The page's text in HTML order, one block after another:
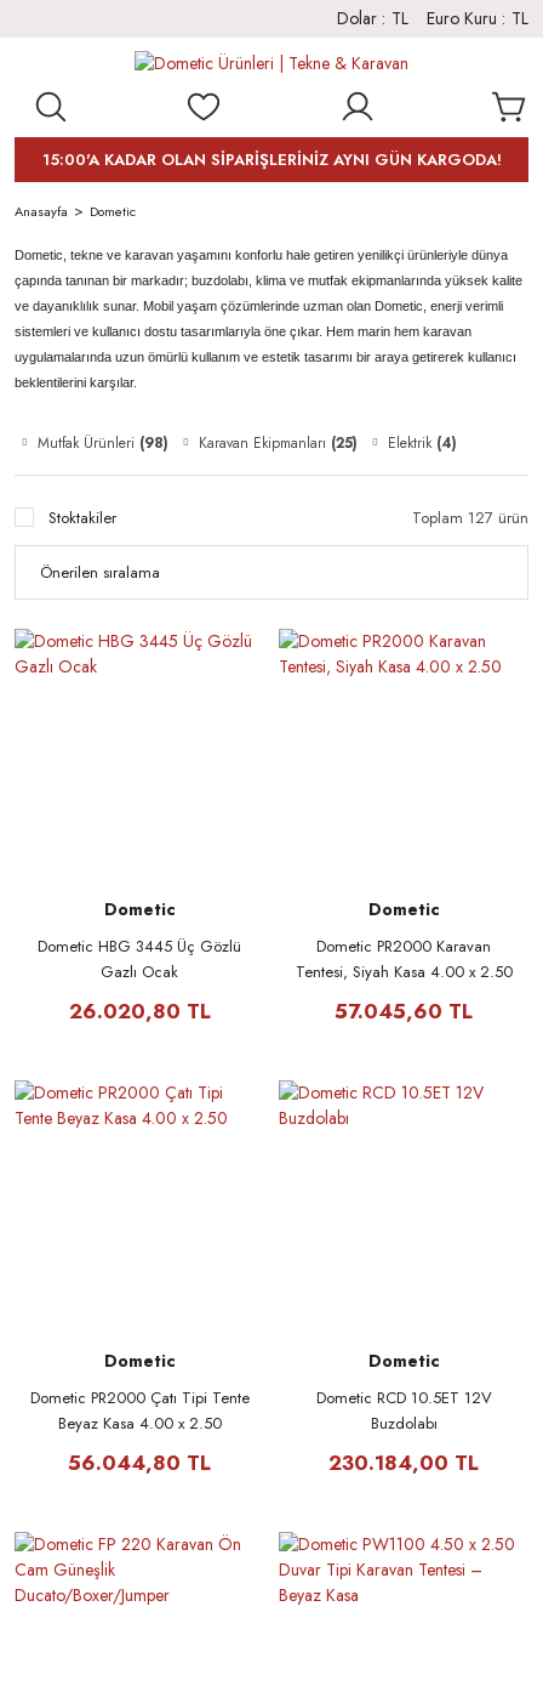
Dolar : TL Euro Kuru : TL
15:00'A KADAR OLAN SİPARİŞLERİNİZ AYNI GÜN KARGODA!
Anasayfa Dometic
Dometic, tekne ve karavan yaşamını konforlu hale getiren yenilikçi ürünleriyle dünya
çapında tanınan bir markadır; buzdolabı, klima ve mutfak ekipmanlarında yüksek kalite
ve dayanıklılık sunar. Mobil yaşam çözümlerinde uzman olan Dometic, enerji verimli
sistemleri ve kullanıcı dostu tasarımlarıyla öne çıkar. Hem marin hem karavan
uygulamalarında uzun ömürlü kullanım ve estetik tasarımı bir araya getirerek kullanıcı
beklentilerini karşılar.
Mutfak Ürünleri (98) Karavan Ekipmanları (25) Elektrik (4)
Stoktakiler Toplam 127 ürün
Dometic
Dometic HBG 3445 Üç Gözlü
Gazlı Ocak
26.020,80 TL
Dometic
Dometic PR2000 Karavan
Tentesi, Siyah Kasa 4.00 x 2.50
57.045,60 TL
Dometic
Dometic PR2000 Çatı Tipi Tente
Beyaz Kasa 4.00 x 2.50
56.044,80 TL
Dometic
Dometic RCD 10.5ET 12V
Buzdolabı
230.184,00 TL